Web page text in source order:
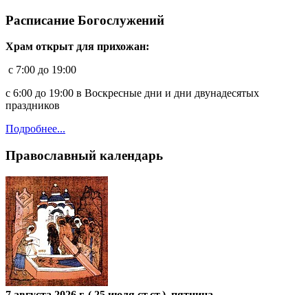
Расписание Богослужений
Храм открыт для прихожан:
c 7:00 до 19:00
с 6:00 до 19:00 в Воскресные дни и дни двунадесятых
праздников
Подробнее...
Православный календарь